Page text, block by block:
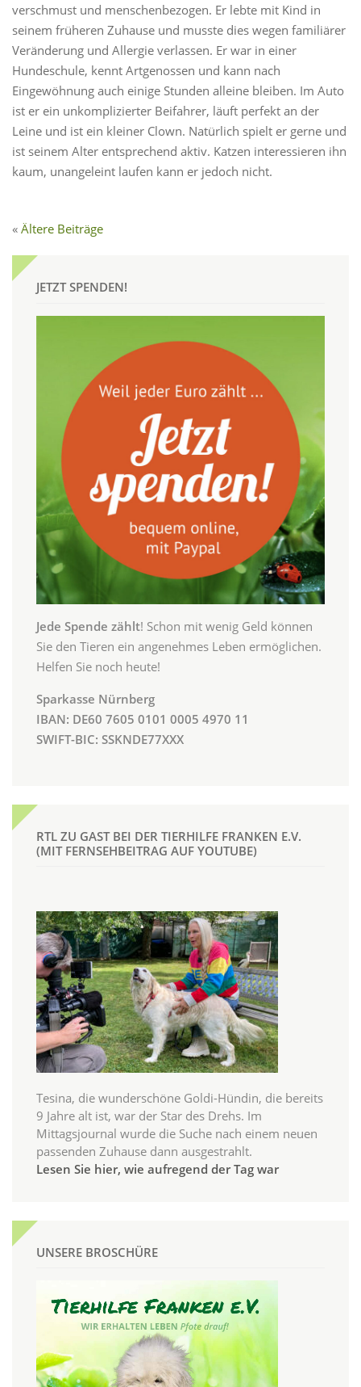
verschmust und menschenbezogen. Er lebte mit Kind in
seinem früheren Zuhause und musste dies wegen familiärer
Veränderung und Allergie verlassen. Er war in einer
Hundeschule, kennt Artgenossen und kann nach
Eingewöhnung auch einige Stunden alleine bleiben. Im Auto
ist er ein unkomplizierter Beifahrer, läuft perfekt an der
Leine und ist ein kleiner Clown. Natürlich spielt er gerne und
ist seinem Alter entsprechend aktiv. Katzen interessieren ihn
kaum, unangeleint laufen kann er jedoch nicht.
Ältere Beiträge
JETZT SPENDEN!
Jede Spende zählt! Schon mit wenig Geld können
Sie den Tieren ein angenehmes Leben ermöglichen.
Helfen Sie noch heute!
Sparkasse Nürnberg
IBAN: DE60 7605 0101 0005 4970 11
SWIFT-BIC: SSKNDE77XXX
RTL ZU GAST BEI DER TIERHILFE FRANKEN E.V.
(MIT FERNSEHBEITRAG AUF YOUTUBE)
Tesina, die wunderschöne Goldi-Hündin, die bereits
9 Jahre alt ist, war der Star des Drehs. Im
Mittagsjournal wurde die Suche nach einem neuen
passenden Zuhause dann ausgestrahlt.
Lesen Sie hier, wie aufregend der Tag war
UNSERE BROSCHÜRE